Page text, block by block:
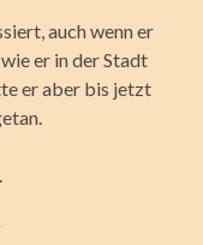
auch wenn er
er in der Stadt
er aber bis jetzt